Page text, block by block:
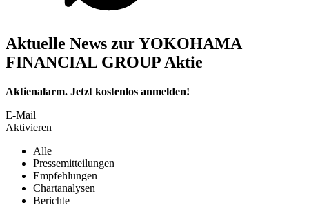
Aktuelle News zur YOKOHAMA
FINANCIAL GROUP Aktie
Aktienalarm. Jetzt kostenlos anmelden!
E-Mail
Aktivieren
Alle
Pressemitteilungen
Empfehlungen
Chartanalysen
Berichte